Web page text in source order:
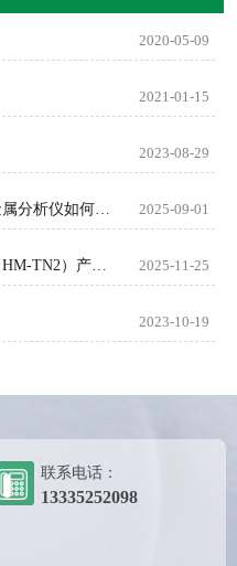
2020-05-09
2021-01-15
2023-08-29
2025-09-01
2025-11-25
2023-10-19
联系电话：
13335252098